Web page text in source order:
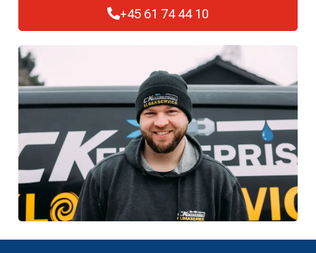
+45 61 74 44 10